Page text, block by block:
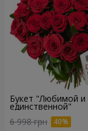
Букет "Любимой и
единственной"
6 998 грн